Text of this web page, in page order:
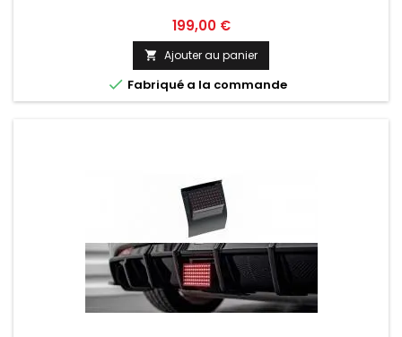
Prix
199,00 €
 Ajouter au panier
 Fabriqué a la commande